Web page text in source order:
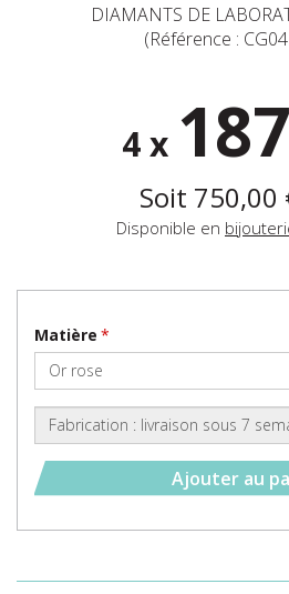
DIAMANTS DE
(Référence :
4 x
Soit 750,00
Disponible en
Matière
Ajouter au